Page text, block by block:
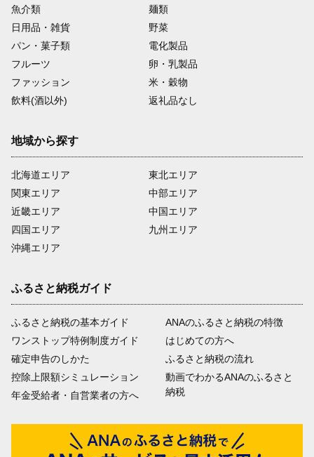
魚介類
麺類
日用品・雑貨
野菜
パン・菓子類
電化製品
フルーツ
卵・乳製品
ファッション
米・穀物
飲料(酒以外)
返礼品なし
地域から探す
北海道エリア
関東エリア
近畿エリア
四国エリア
沖縄エリア
東北エリア
中部エリア
中国エリア
九州エリア
ふるさと納税ガイド
ふるさと納税の基本ガイド
ワンストップ特例制度ガイド
確定申告のしかた
控除上限額シミュレーション
年金受給者・自営業者の方へ
ANAのふるさと納税の特徴
はじめての方へ
ふるさと納税の流れ
動画でわかるANAのふるさと
納税